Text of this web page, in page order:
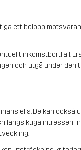
ett belopp
inkomstbortfall.
och utgå under den
De kan också
långsiktiga intressen,